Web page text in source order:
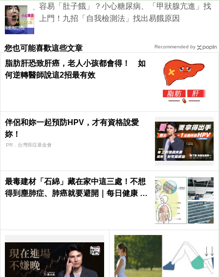
容易「肚子餓」？小心糖尿病、「甲狀腺亢進」找
上門！九招「自我檢測法」找出易餓原因
您也可能喜歡這些文章
脂肪肝恐致肝癌，老人小孩都會得！ 如
何逆轉醫師說這2招最有效
伴侶和妳一起預防HPV，才有資格說愛
妳！
PR．台灣癌症基金會
最毒建材「石綿」藏在家中這三處！不想
得到塵肺症、肺癌就要避開｜每日健康 He
Recommended by